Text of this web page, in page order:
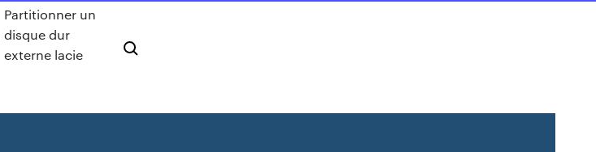
Partitionner un
disque dur
externe lacie